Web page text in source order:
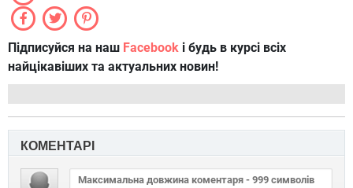
Підписуйся на наш Facebook і будь в курсі всіх
найцікавіших та актуальних новин!
КОМЕНТАРІ